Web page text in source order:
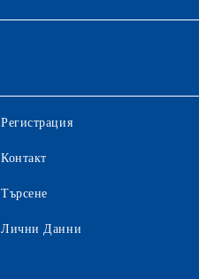
Регистрация
Контакт
Търсене
Лични Данни